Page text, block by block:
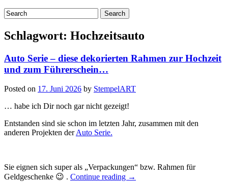
Schlagwort: Hochzeitsauto
Auto Serie – diese dekorierten Rahmen zur Hochzeit
und zum Führerschein…
Posted on 17. Juni 2026 by StempelART
… habe ich Dir noch gar nicht gezeigt!
Entstanden sind sie schon im letzten Jahr, zusammen mit den
anderen Projekten derAuto Serie.
Sie eignen sich super als „Verpackungen“ bzw. Rahmen für
Geldgeschenke 😉 . Continue reading
„Auto
→